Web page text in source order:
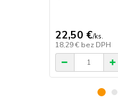
22,50 €/ks.
18,29 € bez DPH